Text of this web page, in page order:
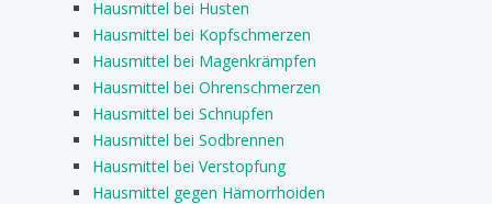
Hausmittel bei Husten
Hausmittel bei Kopfschmerzen
Hausmittel bei Magenkrämpfen
Hausmittel bei Ohrenschmerzen
Hausmittel bei Schnupfen
Hausmittel bei Sodbrennen
Hausmittel bei Verstopfung
Hausmittel gegen Hämorrhoiden